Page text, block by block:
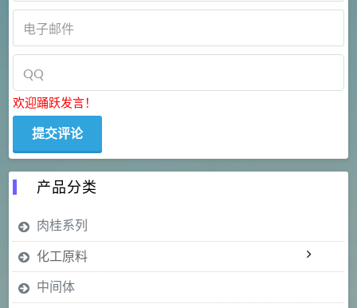
欢迎踊跃发言！
产品分类
肉桂系列
化工原料
中间体